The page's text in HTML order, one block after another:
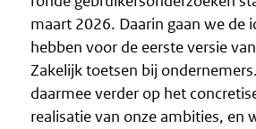
maart 2026. Daarin gaan we de
hebben voor de eerste versie
Zakelijk toetsen bij
daarmee verder op het
realisatie van onze ambities, en